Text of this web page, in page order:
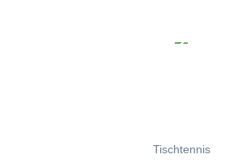
Tischtennis